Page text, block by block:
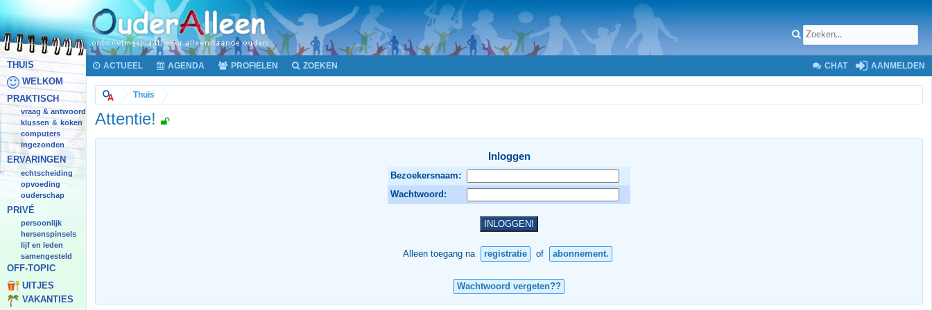
THUIS
WELKOM
PRAKTISCH
vraag & antwoord
klussen & koken
computers
ingezonden
ERVARINGEN
echtscheiding
opvoeding
ouderschap
PRIVÉ
persoonlijk
hersenspinsels
lijf en leden
samengesteld
OFF-TOPIC
UITJES
VAKANTIES
ACTUEEL AGENDA PROFIELEN ZOEKEN CHAT AANMELDEN
Thuis
Attentie!
Inloggen
Bezoekersnaam:
Wachtwoord:
Alleen toegang na registratie of abonnement.
Wachtwoord vergeten??